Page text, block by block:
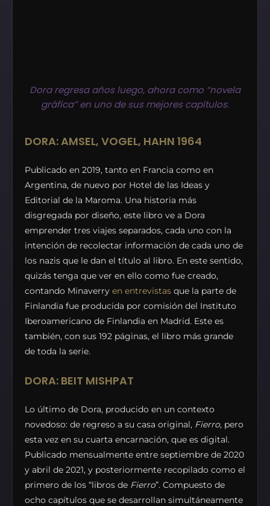
Dora regresa años luego, ahora como “novela
gráfica” en uno de sus mejores capítulos.
DORA: AMSEL, VOGEL, HAHN 1964
Publicado en 2019, tanto en Francia como en
Argentina, de nuevo por Hotel de las Ideas y
Editorial de la Maroma. Una historia más
disgregada por diseño, este libro ve a Dora
emprender tres viajes separados, cada uno con la
intención de recolectar información de cada uno de
los nazis que le dan el título al libro. En este sentido,
quizás tenga que ver en ello como fue creado,
contando Minaverry en entrevistas que la parte de
Finlandia fue producida por comisión del Instituto
Iberoamericano de Finlandia en Madrid. Este es
también, con sus 192 páginas, el libro más grande
de toda la serie.
DORA: BEIT MISHPAT
Lo último de Dora, producido en un contexto
novedoso: de regreso a su casa original, Fierro, pero
esta vez en su cuarta encarnación, que es digital.
Publicado mensualmente entre septiembre de 2020
y abril de 2021, y posteriormente recopilado como el
primero de los “libros de Fierro”. Compuesto de
ocho capítulos que se desarrollan simultáneamente